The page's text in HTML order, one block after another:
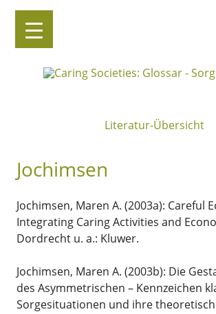
Caring Societies: Glossar
Sorge-Glossar
Inhalt
springen
Literatur-Übersicht
Jochimsen
Jochimsen, Maren A. (2003a): Careful
Integrating Caring Activities and
Dordrecht u. a.: Kluwer.
Jochimsen, Maren A. (2003b): Die
des Asymmetrischen – Kennzeichen
Sorgesituationen und ihre